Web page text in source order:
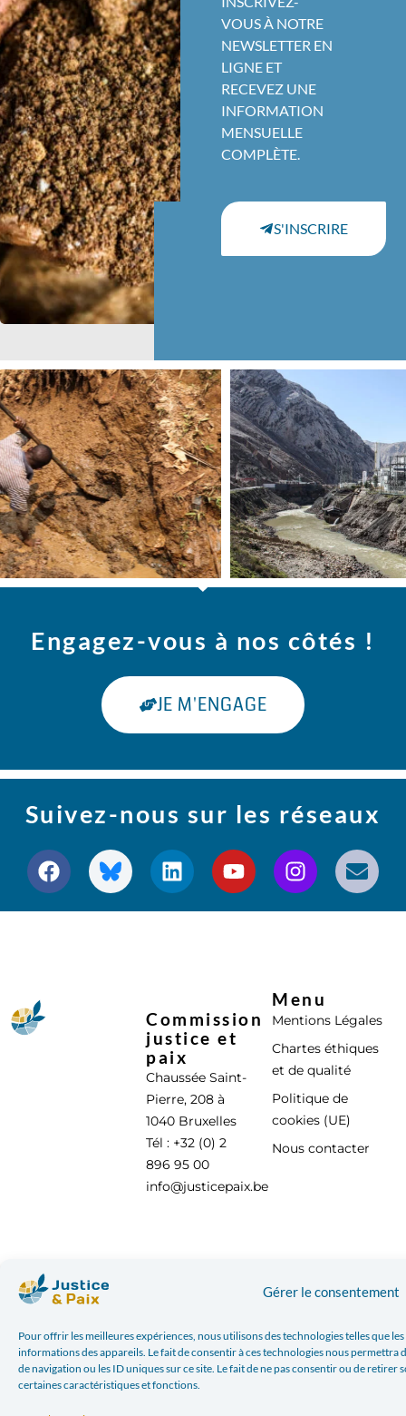
Gérer le consentement
Pour offrir les meilleures expériences, nous utilisons des technologies telles que
informations des appareils. Le fait de consentir à ces technologies nous permettra
de navigation ou les ID uniques sur ce site. Le fait de ne pas consentir ou de
certaines caractéristiques et fonctions.
VOUS À NOTRE
NEWSLETTER EN
LIGNE ET
RECEVEZ UNE
INFORMATION
MENSUELLE
COMPLÈTE.
S'INSCRIRE
Engagez-vous à nos côtés !
JE M'ENGAGE
Suivez-nous sur les réseaux
Commission
justice et
paix
Chaussée Saint-
Pierre, 208 à
1040 Bruxelles
Tél : +32 (0) 2
896 95 00
info@justicepaix.be
Menu
Mentions Légales
Chartes éthiques
et de qualité
Politique de
cookies (UE)
Nous contacter